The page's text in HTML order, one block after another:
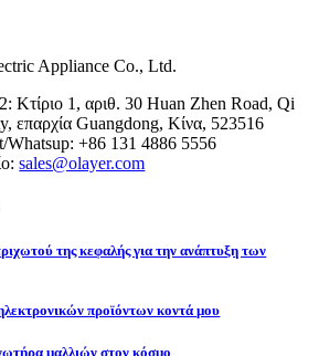
Appliance Co., Ltd.
Κτίριο 1, αριθ. 30 Huan Zhen Road, Qi
επαρχία Guangdong, Κίνα, 523516
Whatsup: +86 131 4886 5556
sales@olayer.com
της κεφαλής για την ανάπτυξη των
προϊόντων κοντά μου
μαλλιών στον κόσμο